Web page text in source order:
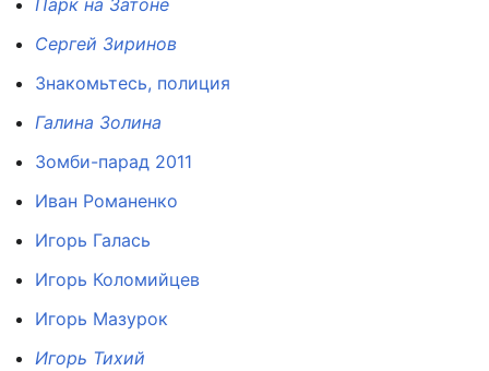
Парк на Затоне
Сергей Зиринов
Знакомьтесь, полиция
Галина Золина
Зомби-парад 2011
Иван Романенко
Игорь Галась
Игорь Коломийцев
Игорь Мазурок
Игорь Тихий